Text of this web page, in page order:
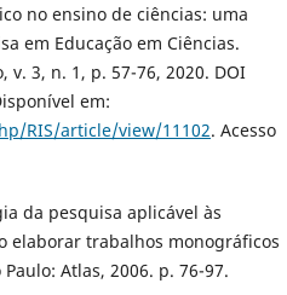
no ensino de ciências: uma
em Educação em Ciências.
v. 3, n. 1, p. 57-76, 2020. DOI
em:
RIS/article/view/11102. Acesso
da pesquisa aplicável às
elaborar trabalhos monográficos
Atlas, 2006. p. 76-97.